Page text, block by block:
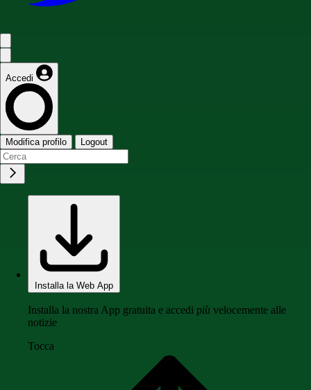
Accedi
Modifica profilo Logout
Installa la Web App
Installa la nostra App gratuita e accedi più velocemente alle
notizie
Tocca